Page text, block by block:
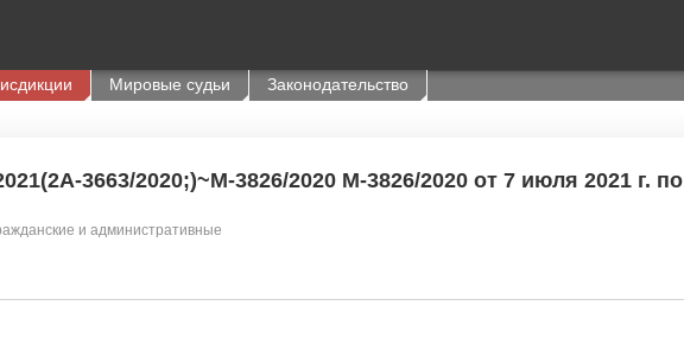
Мировые судьи Законодательство
3663/2020;)~М-3826/2020 М-3826/2020 от 7 июля 2021 г. по
и административные